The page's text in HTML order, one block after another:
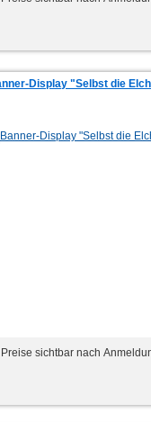
Display "Selbst die
Preise sichtbar nach